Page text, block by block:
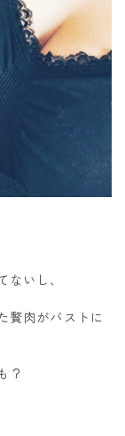
いし、
贅肉がバストに
？